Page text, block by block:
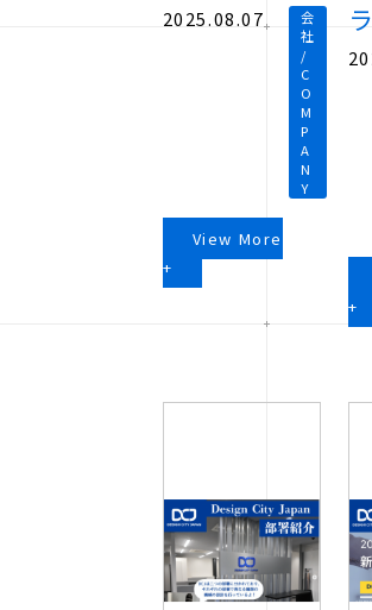
2025.08.07
会
社
/
C
O
M
P
A
N
Y
View More
+
+